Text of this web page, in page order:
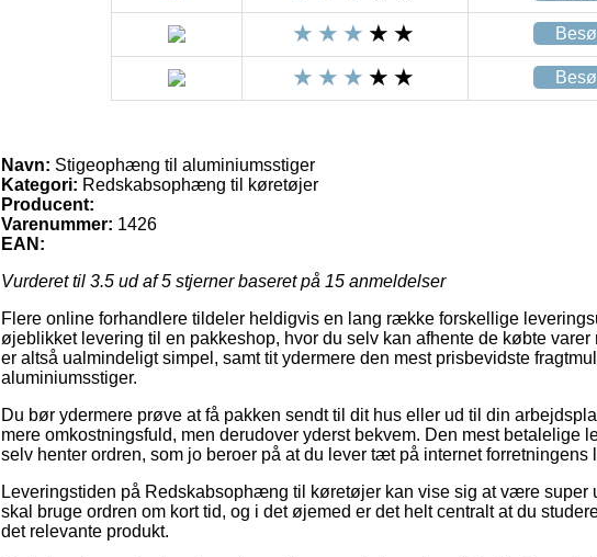
Navn: Stigeophæng til aluminiumsstiger
Kategori: Redskabsophæng til køretøjer
Producent:
Varenummer: 1426
EAN:
Vurderet til 3.5 ud af 5 stjerner baseret på 15 anmeldelser
Flere online forhandlere tildeler heldigvis en lang række forskellige
øjeblikket levering til en pakkeshop, hvor du selv kan afhente de købte
er altså ualmindeligt simpel, samt tit ydermere den mest prisbevidste
aluminiumsstiger.
Du bør ydermere prøve at få pakken sendt til dit hus eller ud til din
mere omkostningsfuld, men derudover yderst bekvem. Den mest betalelige
selv henter ordren, som jo beroer på at du lever tæt på internet forretningens
Leveringstiden på Redskabsophæng til køretøjer kan vise sig at være super
skal bruge ordren om kort tid, og i det øjemed er det helt centralt at du
det relevante produkt.